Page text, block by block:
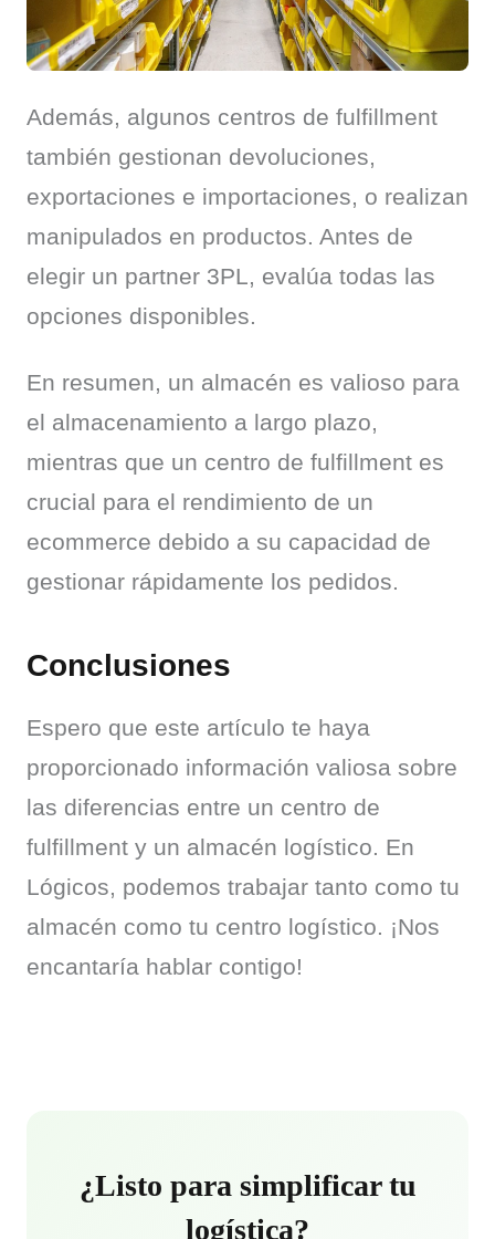
Además, algunos centros de fulfillment
también gestionan devoluciones,
exportaciones e importaciones, o realizan
manipulados en productos. Antes de
elegir un partner 3PL, evalúa todas las
opciones disponibles.
En resumen, un almacén es valioso para
el almacenamiento a largo plazo,
mientras que un centro de fulfillment es
crucial para el rendimiento de un
ecommerce debido a su capacidad de
gestionar rápidamente los pedidos.
Conclusiones
Espero que este artículo te haya
proporcionado información valiosa sobre
las diferencias entre un centro de
fulfillment y un almacén logístico. En
Lógicos, podemos trabajar tanto como tu
almacén como tu centro logístico. ¡Nos
encantaría hablar contigo!
¿Listo para simplificar tu
logística?